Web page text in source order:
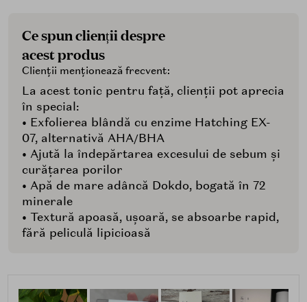
Ce spun clienții despre
acest produs
Clienții menționează frecvent:
La acest tonic pentru față, clienții pot aprecia
în special:
• Exfolierea blândă cu enzime Hatching EX-
07, alternativă AHA/BHA
• Ajută la îndepărtarea excesului de sebum și
curățarea porilor
• Apă de mare adâncă Dokdo, bogată în 72
minerale
• Textură apoasă, ușoară, se absoarbe rapid,
fără peliculă lipicioasă